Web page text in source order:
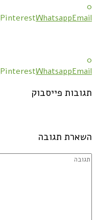
0
PinterestWhatsappEmail
0
PinterestWhatsappEmail
תגובות פייסבוק
השארת תגובה